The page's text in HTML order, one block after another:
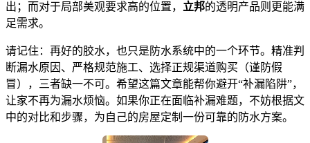
出；而对于局部美观要求高的位置， 立邦的透明产品则更能满
足需求。
请记住：再好的胶水，也只是防水系统中的一个环节。精准判
断漏水原因、严格规范施工、选择正规渠道购买（谨防假
冒），三者缺一不可。希望这篇文章能帮你避开“补漏陷阱”，
让家不再为漏水烦恼。如果你正在面临补漏难题，不妨根据文
中的对比和步骤，为自己的房屋定制一份可靠的防水方案。